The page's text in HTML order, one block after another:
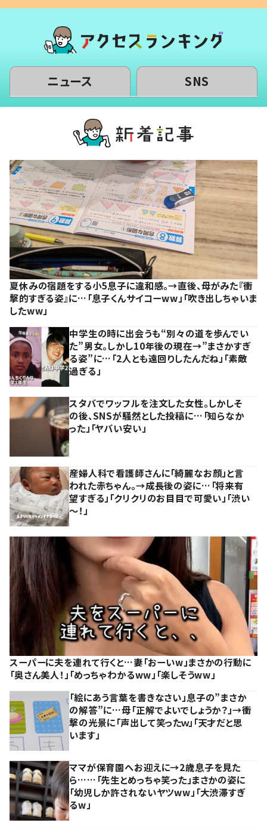
ニュース SNS
夏休みの宿題をする小5息子に違和感。→直後、母がみた『衝
撃的すぎる姿』に…「息子くんサイコーww」「吹き出しちゃいま
したww」
中学生の時に出会うも“別々の道を歩んでい
た”男女。しかし10年後の現在→”まさかすぎ
る姿”に…「2人とも遠回りしたんだね」「素敵
過ぎる」
スタバでワッフルを注文した女性。しかしそ
の後、SNSが騒然とした投稿に…「知らなか
った」「ヤバい安い」
産婦人科で看護師さんに「綺麗なお顔」と言
われた赤ちゃん。→成長後の姿に…「将来有
望すぎる」「クリクリのお目目で可愛い」「渋い
～！」
スーパーに夫を連れて行くと…妻「おーいw」まさかの行動に
「奥さん美人！」「めっちゃわかるww」「楽しそうww」
「絵にあう言葉を書きなさい」息子の”まさか
の解答”に…母「正解でよいでしょうか？」→衝
撃の光景に「声出して笑ったｗ」「天才だと思
います」
ママが保育園へお迎えに→2歳息子を見た
ら……「先生とめっちゃ笑った」まさかの姿に
「幼児しか許されないヤツww」「大渋滞すぎ
るw」